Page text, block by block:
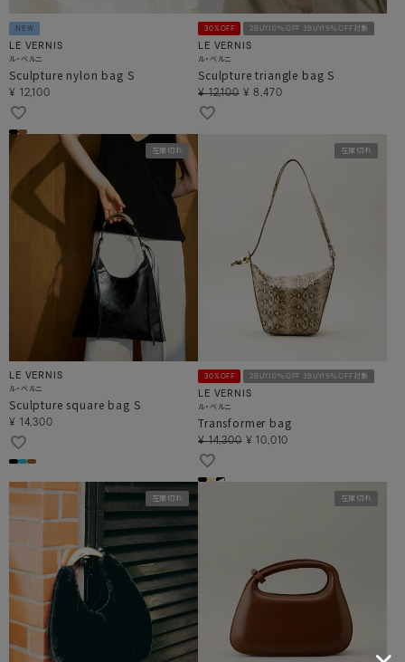
NEW
LE VERNIS
ル・ベルニ
Sculpture nylon bag S
¥ 12,100
30%OFF 2BUY10％OFF 3BUY15％OFF対象
LE VERNIS
ル・ベルニ
Sculpture triangle bag S
¥ 12,100 ¥ 8,470
LE VERNIS
ル・ベルニ
Sculpture square bag S
¥ 14,300
在庫切れ
30%OFF 2BUY10％OFF 3BUY15％OFF対象
LE VERNIS
ル・ベルニ
Transformer bag
¥ 14,300 ¥ 10,010
在庫切れ
在庫切れ 在庫切れ